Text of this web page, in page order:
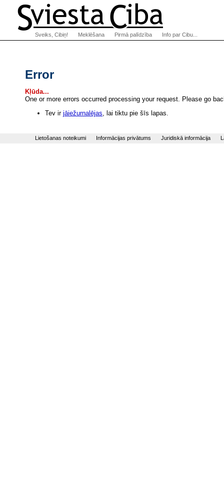
Error
Kļūda...
One or more errors occurred processing your request. Please go
Tev ir jāiežurnalējas, lai tiktu pie šīs lapas.
Sveiks, Cibiņ! Meklēšana Pirmā palīdzība Info par Cibu...
Lietošanas noteikumi Informācijas privātums Juridiskā informācija